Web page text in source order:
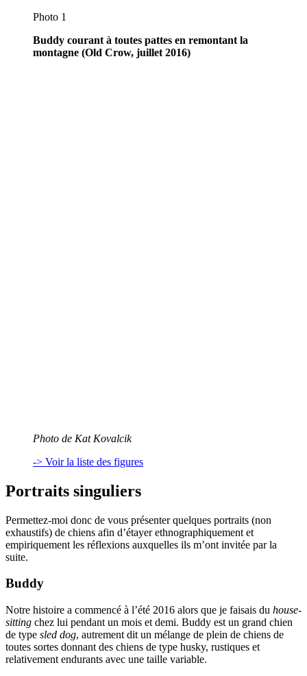
Photo 1
Buddy courant à toutes pattes en remontant la
montagne (Old Crow, juillet 2016)
Photo de Kat Kovalcik
-> Voir la liste des figures
Portraits singuliers
Permettez-moi donc de vous présenter quelques portraits (non
exhaustifs) de chiens afin d’étayer ethnographiquement et
empiriquement les réflexions auxquelles ils m’ont invitée par la
suite.
Buddy
Notre histoire a commencé à l’été 2016 alors que je faisais du house-
sitting chez lui pendant un mois et demi. Buddy est un grand chien
de type sled dog, autrement dit un mélange de plein de chiens de
toutes sortes donnant des chiens de type husky, rustiques et
relativement endurants avec une taille variable.